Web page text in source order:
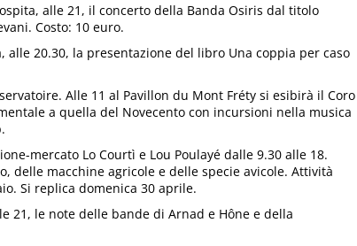
alle 21, il concerto della Banda Osiris dal titolo
Costo: 10 euro.
alle 20.30, la presentazione del libro Una coppia per caso
Alle 11 al Pavillon du Mont Fréty si esibirà il Coro
a quella del Novecento con incursioni nella musica
mercato Lo Courtì e Lou Poulayé dalle 9.30 alle 18.
delle macchine agricole e delle specie avicole. Attività
Si replica domenica 30 aprile.
21, le note delle bande di Arnad e Hône e della